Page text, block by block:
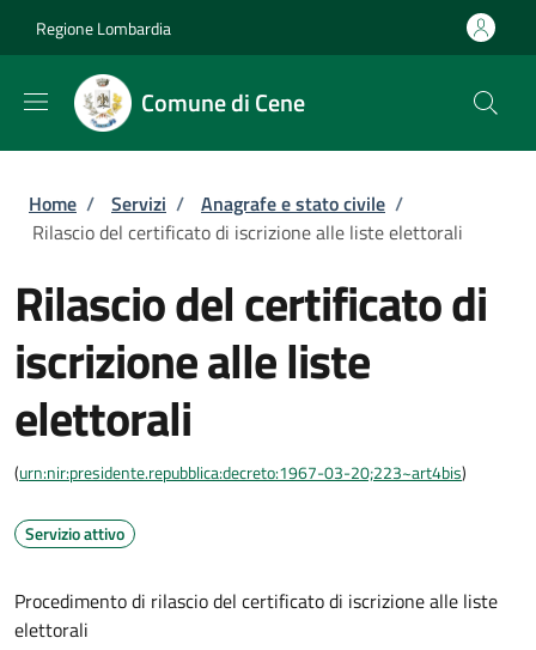
Regione Lombardia
Comune di Cene
Briciole di pane
Home / Servizi / Anagrafe e stato civile /
Rilascio del certificato di iscrizione alle liste elettorali
Rilascio del certificato di
iscrizione alle liste
elettorali
(urn:nir:presidente.repubblica:decreto:1967-03-20;223~art4bis)
Servizio attivo
Procedimento di rilascio del certificato di iscrizione alle liste
elettorali